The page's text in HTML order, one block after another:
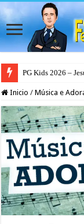
PG Kids 2026 –
Inicio / Música e